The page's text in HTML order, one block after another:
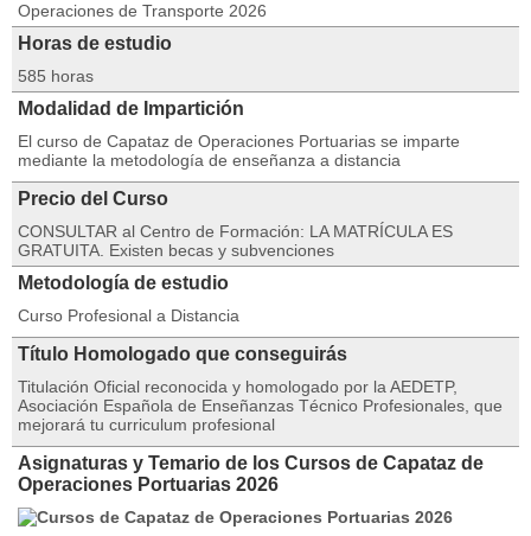
Operaciones de Transporte 2026
Horas de estudio
585 horas
Modalidad de Impartición
El curso de Capataz de Operaciones Portuarias se imparte
mediante la metodología de enseñanza a distancia
Precio del Curso
CONSULTAR al Centro de Formación: LA MATRÍCULA ES
GRATUITA. Existen becas y subvenciones
Metodología de estudio
Curso Profesional a Distancia
Título Homologado que conseguirás
Titulación Oficial reconocida y homologado por la AEDETP,
Asociación Española de Enseñanzas Técnico Profesionales, que
mejorará tu curriculum profesional
Asignaturas y Temario de los Cursos de Capataz de
Operaciones Portuarias 2026